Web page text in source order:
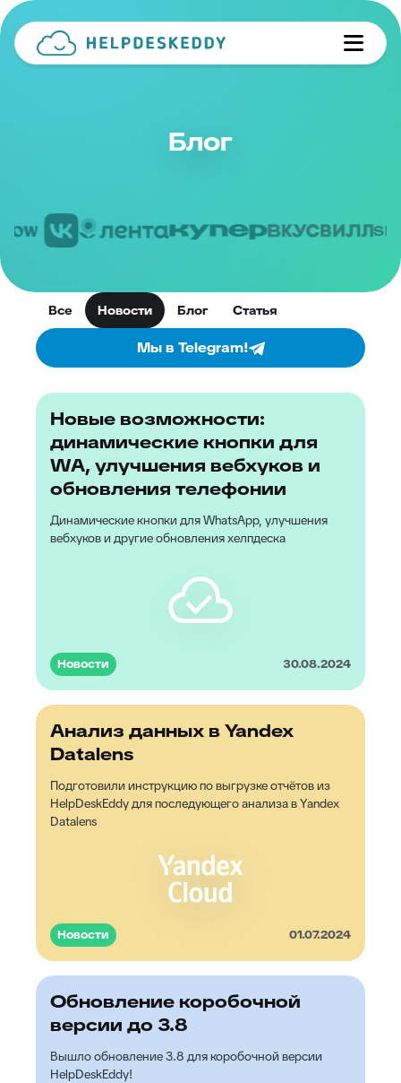
Блог
Все Новости Блог Статья
Мы в Telegram!
Новые возможности:
динамические кнопки для
WA, улучшения вебхуков и
обновления телефонии
Динамические кнопки для WhatsApp, улучшения
вебхуков и другие обновления хелпдеска
Новости 30.08.2024
Анализ данных в Yandex
Datalens
Подготовили инструкцию по выгрузке отчётов из
HelpDeskEddy для последующего анализа в Yandex
Datalens
Новости 01.07.2024
Обновление коробочной
версии до 3.8
Вышло обновление 3.8 для коробочной версии
HelpDeskEddy!